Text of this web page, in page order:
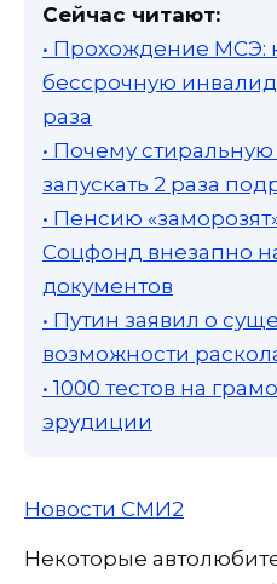
Сейчас читают:
• Прохождение МСЭ:
бессрочную
раза
• Почему
запускать 2 раза
• Пенсию
Соцфонд внезапно
документов
• Путин заявил о
возможности
• 1000 тестов на
эрудиции
Новости СМИ2
Некоторые